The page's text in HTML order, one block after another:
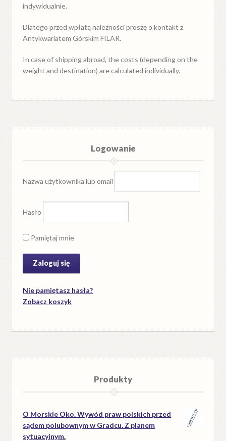
indywidualnie.
Dlatego przed wpłatą należności proszę o kontakt z
Antykwariatem Górskim FILAR.
In case of shipping abroad, the costs (depending on the
weight and destination) are calculated individually.
Logowanie
Nazwa użytkownika lub email
Hasło
Pamiętaj mnie
Nie pamiętasz hasła?
Zobacz koszyk
Produkty
O Morskie Oko. Wywód praw polskich przed
sądem polubownym w Gradcu. Z planem
sytuacyjnym.